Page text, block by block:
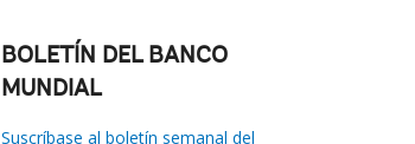
BOLETÍN DEL BANCO
MUNDIAL
Suscríbase al boletín semanal del